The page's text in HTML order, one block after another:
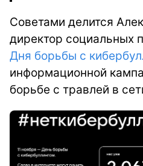
Советами делится
директор социальных
Дня борьбы с
информационной
борьбе с травлей в